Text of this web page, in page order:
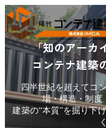
「知のアーカ
コンテナ建築
四半世紀を超えてコ
場・構造・制
建築の“本質”を掘り下